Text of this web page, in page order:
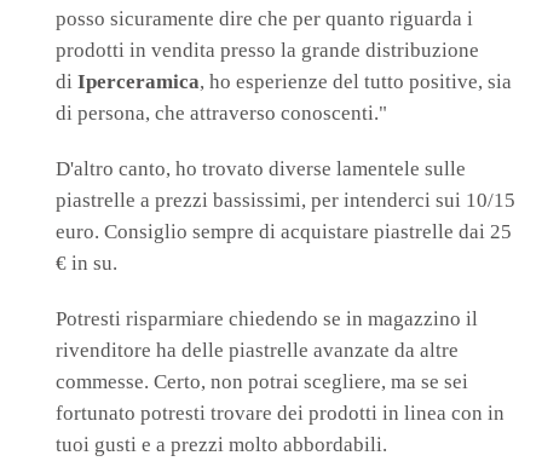
posso sicuramente dire che per quanto riguarda i
prodotti in vendita presso la grande distribuzione
di Iperceramica, ho esperienze del tutto positive, sia
di persona, che attraverso conoscenti."
D'altro canto, ho trovato diverse lamentele sulle
piastrelle a prezzi bassissimi, per intenderci sui 10/15
euro. Consiglio sempre di acquistare piastrelle dai 25
€ in su.
Potresti risparmiare chiedendo se in magazzino il
rivenditore ha delle piastrelle avanzate da altre
commesse. Certo, non potrai scegliere, ma se sei
fortunato potresti trovare dei prodotti in linea con in
tuoi gusti e a prezzi molto abbordabili.